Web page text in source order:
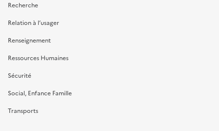
Recherche
Relation à l’usager
Renseignement
Ressources Humaines
Sécurité
Social, Enfance Famille
Transports